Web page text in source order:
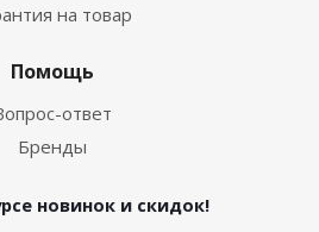
на товар
Помощь
ответ
Бренды
новинок и скидок!